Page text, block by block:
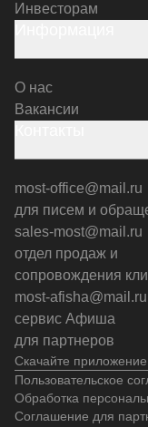
Скачайте
Инвесторам
О нас
Вакансии
most-office@mail.ru
для писем и
sales-most@mail.ru
отдел продаж и
сопровождения
most-afisha@mail.ru
сервис Афиша
для партнеров
Пользовательское
Обработка
Соглашение для